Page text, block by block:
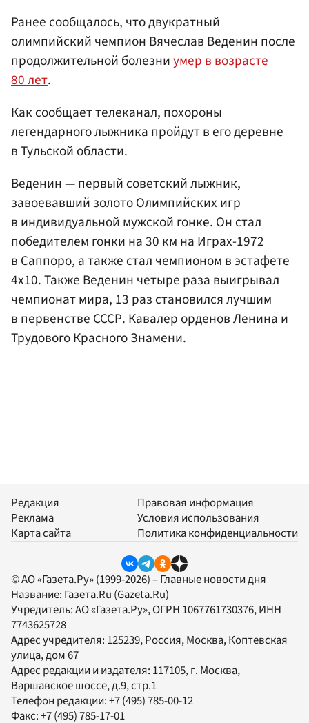
Ранее сообщалось, что двукратный
олимпийский чемпион Вячеслав Веденин после
продолжительной болезниумер в возрасте
80 лет.
Как сообщает телеканал, похороны
легендарного лыжника пройдут в его деревне
в Тульской области.
Веденин — первый советский лыжник,
завоевавший золото Олимпийских игр
в индивидуальной мужской гонке. Он стал
победителем гонки на 30 км на Играх-1972
в Саппоро, а также стал чемпионом в эстафете
4х10. Также Веденин четыре раза выигрывал
чемпионат мира, 13 раз становился лучшим
в первенстве СССР. Кавалер орденов Ленина и
Трудового Красного Знамени.
Редакция
Реклама
Карта сайта
Правовая информация
Условия использования
Политика конфиденциальности
© АО «Газета.Ру» (1999-2026) – Главные новости дня
Название: Газета.Ru (Gazeta.Ru)
Учредитель:АО «Газета.Ру», ОГРН 1067761730376, ИНН
7743625728
Адрес учредителя: 125239, Россия, Москва, Коптевская
улица, дом 67
Адрес редакции и издателя: 117105, г. Москва,
Варшавское шоссе, д.9, стр.1
Телефон редакции:+7 (495) 785-00-12
Факс:+7 (495) 785-17-01